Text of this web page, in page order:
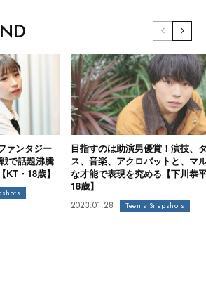
ァンタジー
で話題沸騰
・18歳】
目指すのは助演男優賞！演技、
ス、音楽、アクロバットと、マ
な才能で表現を究める【下川恭
18歳】
2023.01.28 Teen's Snapshots